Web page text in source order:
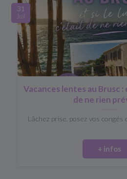
31
Juil
Vacances lentes au Brusc :
de ne rien
Lâchez prise, posez vos congés
+ infos